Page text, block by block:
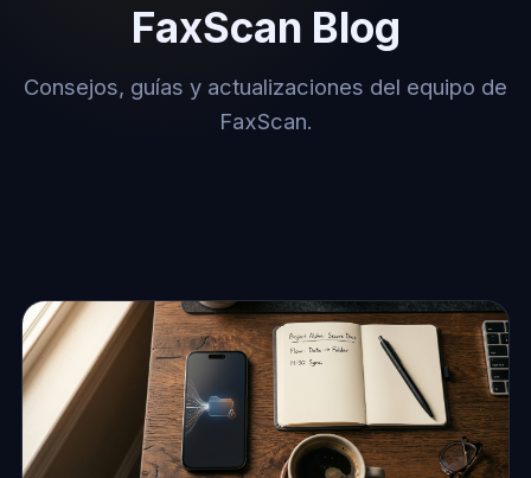
FaxScan Blog
Consejos, guías y actualizaciones del equipo de
FaxScan.